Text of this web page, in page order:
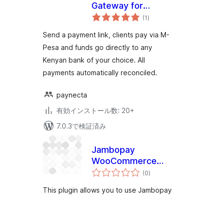
Gateway for
WooCommerce
(1個
の
価
)
Send a payment link, clients pay via M-
Pesa and funds go directly to any
Kenyan bank of your choice. All
payments automatically reconciled.
paynecta
有効インストール数: 20+
7.0.3で検証済み
Jambopay
WooCommerce
Payment Gateway
(0個
の
価
)
This plugin allows you to use Jambopay